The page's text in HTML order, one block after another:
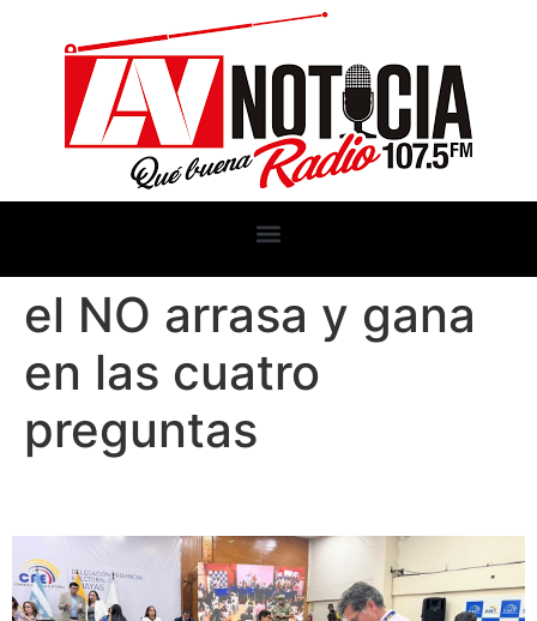
el NO arrasa y gana
en las cuatro
preguntas